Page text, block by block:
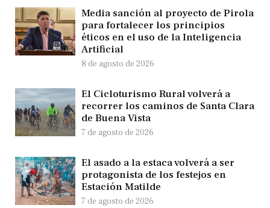
Media sanción al proyecto de Pirola
para fortalecer los principios
éticos en el uso de la Inteligencia
Artificial
8 de agosto de 2026
El Cicloturismo Rural volverá a
recorrer los caminos de Santa Clara
de Buena Vista
7 de agosto de 2026
El asado a la estaca volverá a ser
protagonista de los festejos en
Estación Matilde
7 de agosto de 2026